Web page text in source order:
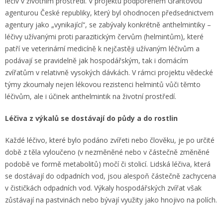
agenturou České republiky, který byl ohodnocen předsednictvem
agentury jako „vynikající“, se zabývaly konkrétně anthelmintiky –
léčivy užívanými proti parazitickým červům (helmintům), které
patří ve veterinární medicíně k nejčastěji užívaným léčivům a
podávají se pravidelně jak hospodářským, tak i domácím
zvířatům v relativně vysokých dávkách. V rámci projektu vědecké
týmy zkoumaly nejen lékovou rezistenci helmintů vůči těmto
léčivům, ale i účinek anthelmintik na životní prostředí.
Léčiva z výkalů se dostávají do půdy a do rostlin
Každé léčivo, které bylo podáno zvířeti nebo člověku, je po určité
době z těla vyloučeno (v nezměněné nebo v částečně změněné
podobě ve formě metabolitů) močí či stolicí. Lidská léčiva, která
se dostávají do odpadních vod, jsou alespoň částečně zachycena
v čističkách odpadních vod. Výkaly hospodářských zvířat však
zůstávají na pastvinách nebo bývají využity jako hnojivo na polích.